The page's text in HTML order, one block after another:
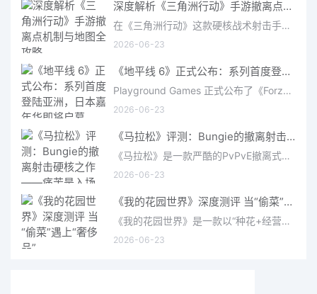
深度解析《三角洲行动》手游撤离点机制与地图全攻略
在《三角洲行动》这款硬核战术射击手游中，撤离是每位干员行动的核心目标。无论你在战场中搜刮了多少高价值物
2026-06-23
《地平线 6》正式公布：系列首度登陆亚洲，日本嘉年华即将启幕
Playground Games 正式公布了《Forza Horizon 6》，这次备受赞誉的地平线嘉年华将首次驶入亚洲，落户日本。玩家
2026-06-23
《马拉松》评测：Bungie的撤离射击硬核之作——痛苦是入场券，回报是顶级的
《马拉松》是一款严酷的PvPvE撤离式射击游戏，现已登陆PS5、Xbox Series X/S和PC。它继承了Bungie上世纪90年
2026-06-23
《我的花园世界》深度测评 当“偷菜”遇上“奢侈品”
《我的花园世界》是一款以“种花+经营+社交”为核心的模拟经营类手游。游戏将玩家置于一个古风花园环境中，扮
2026-06-23